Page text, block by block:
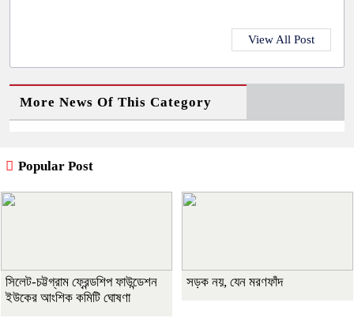
View All Post
More News Of This Category
Popular Post
সিলেট-চট্টগ্রাম ফ্রেন্ডশিপ ফাউন্ডেশন
ইউকের আংশিক কমিটি ঘোষণা
সড়ক নয়, যেন মরণফাঁদ